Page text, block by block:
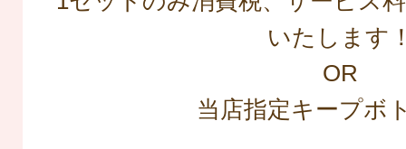
いたします
OR
当店指定キープボ